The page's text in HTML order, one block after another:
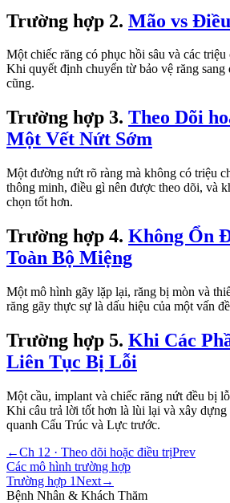
Trường hợp 2. Mão vs
Một chiếc răng có phục hồi sâu và các
Khi quyết định chuyển từ bảo vệ răng
cũng.
Trường hợp 3. Theo Dõi
Một Vết Nứt Sớm
Một đường nứt rõ ràng mà không có triệu
thông minh, điều gì nên được theo dõi, và
chọn tốt hơn.
Trường hợp 4. Không Ổn
Toàn Bộ Miệng
Một mô hình gãy lặp lại, răng bị mòn và
răng gãy thực sự là dấu hiệu của một vấn
Trường hợp 5. Khi Các
Liên Tục Bị Lỗi
Một cầu, implant và chiếc răng nứt đều bị
Khi câu trả lời tốt hơn là lùi lại và xây dựng
quanh Cấu Trúc và Lực trước.
←Ch 12 · Theo dõi hoặc điều trịPrev
Các mô hình trường hợp
Trường hợp 1Next→
Bệnh Nhân & Khách Thăm